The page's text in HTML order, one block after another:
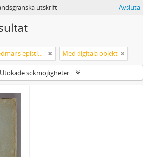
utskrift Avsluta
Carl Michael Bellman: Fredmans epistlar m.m. Med digitala objekt
Utökade sökmöjligheter